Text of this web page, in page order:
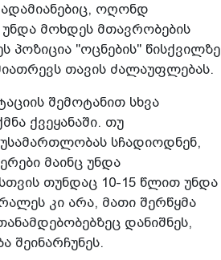
ოღონდ
მოხდეს მთავრობების
პოზიცია "ოცნების" წისქვილზე
თავის ძალაუფლებას.
შემოტანით სხვა
ქვეყანაში. თუ
უსამართლობას სჩადიოდნენ,
მაინც უნდა
თუნდაც 10-15 წლით უნდა
კი არა, მათი შერწყმა
დანიშნეს,
შეინარჩუნეს.